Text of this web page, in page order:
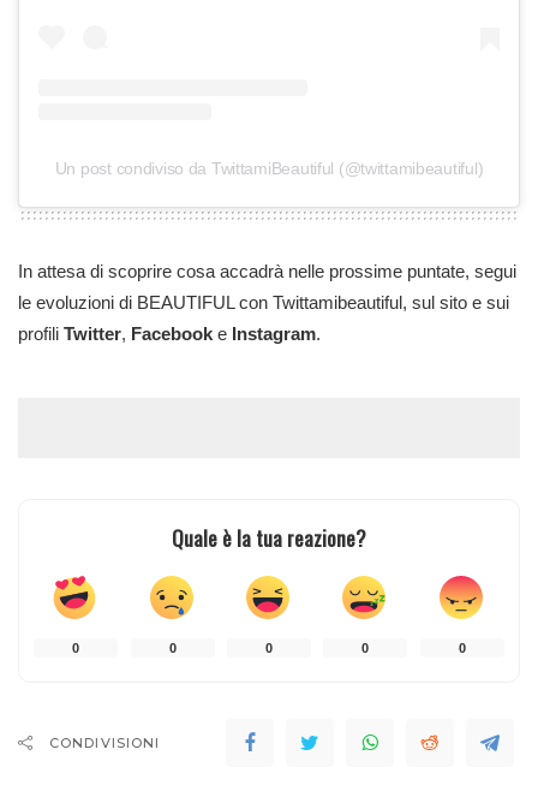
Un post condiviso da TwittamiBeautiful (@twittamibeautiful)
In attesa di scoprire cosa accadrà nelle prossime puntate, segui
le evoluzioni di BEAUTIFUL con Twittamibeautiful, sul sito e sui
profili Twitter, Facebook e Instagram.
Quale è la tua reazione?
0 0 0 0 0
CONDIVISIONI